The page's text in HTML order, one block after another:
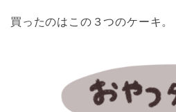
買ったのはこの３つのケーキ。